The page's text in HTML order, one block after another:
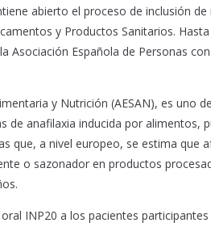
abierto el proceso de inclusión
y Productos Sanitarios.
Asociación Española de Personas
y Nutrición (AESAN), es uno
de anafilaxia inducida por alimentos,
que, a nivel europeo, se estima que
o sazonador en productos
INP20 a los pacientes